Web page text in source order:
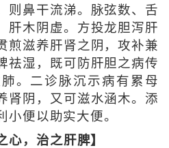
则鼻干流涕。脉弦数、舌
肝木阴虚。方投龙胆泻肝
煎滋养肝肾之阴，攻补兼
祛湿，既可防肝胆之病传
。二诊脉沉示病有累母
肾阴，又可滋水涵木。添
小便以助实大便。
心，治之肝脾】